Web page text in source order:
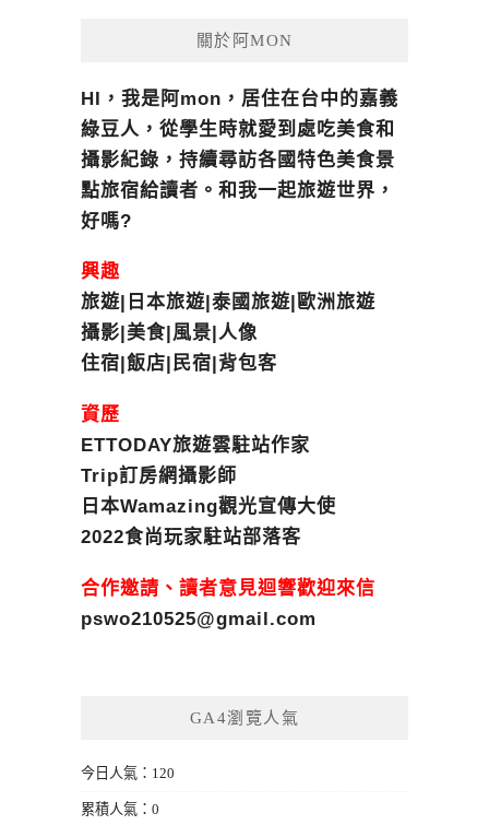
關於阿MON
HI，我是阿mon，居住在台中的嘉義
綠豆人，從學生時就愛到處吃美食和
攝影紀錄，持續尋訪各國特色美食景
點旅宿給讀者。和我一起旅遊世界，
好嗎?
興趣
旅遊|日本旅遊|泰國旅遊|歐洲旅遊
攝影|美食|風景|人像
住宿|飯店|民宿|背包客
資歷
ETTODAY旅遊雲駐站作家
Trip訂房網攝影師
日本Wamazing觀光宣傳大使
2022食尚玩家駐站部落客
合作邀請、讀者意見迴響歡迎來信
pswo210525@gmail.com
GA4瀏覽人氣
今日人氣：120
累積人氣：0